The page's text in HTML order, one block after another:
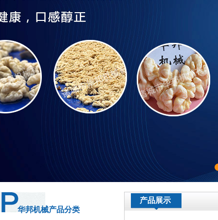
华邦机械产品分类
产品展示